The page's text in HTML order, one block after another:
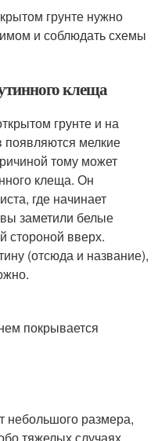
грунте нужно
и соблюдать схемы
клеща
грунте и на
появляются мелкие
тому может
клеща. Он
где начинает
заметили белые
стороной вверх.
(отсюда и название),
покрывается
небольшого размера,